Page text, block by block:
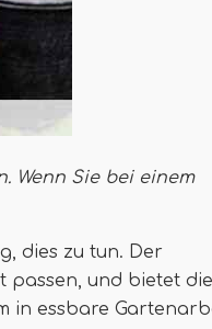
Wenn Sie bei einem
dies zu tun. Der
passen, und bietet die
in essbare